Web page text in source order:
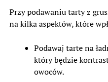
Przy podawaniu tarty z
na kilka aspektów, które
Podawaj tarte na
który będzie
owoców.